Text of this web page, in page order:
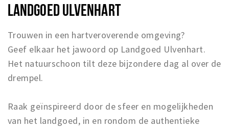
LANDGOED ULVENHART
Trouwen in een hartveroverende omgeving?
Geef elkaar het jawoord op Landgoed Ulvenhart.
Het natuurschoon tilt deze bijzondere dag al over de
drempel.
Raak geïnspireerd door de sfeer en mogelijkheden
van het landgoed, in en rondom de authentieke